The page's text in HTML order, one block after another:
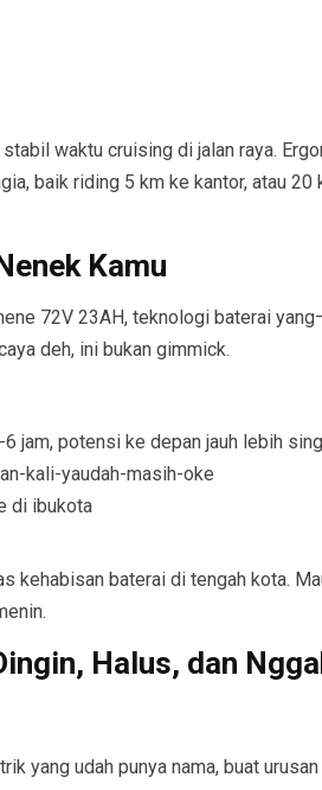
waktu cruising di jalan raya.
baik riding 5 km ke kantor, atau 20
Kamu
72V 23AH, teknologi baterai
deh, ini bukan gimmick.
jam, potensi ke depan jauh lebih
kali-yaudah-masih-oke
di ibukota
kehabisan baterai di tengah kota.
Halus, dan
yang udah punya nama, buat urusan